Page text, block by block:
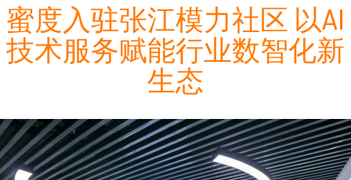
蜜度入驻张江模力社区 以AI
技术服务赋能行业数智化新
生态